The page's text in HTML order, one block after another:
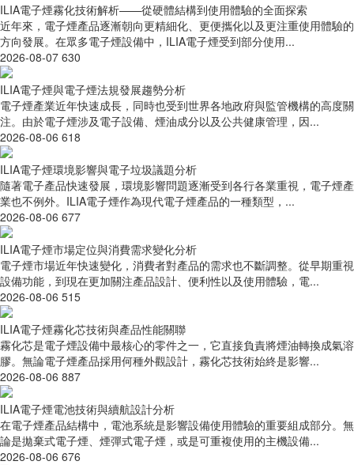
ILIA電子煙霧化技術解析——從硬體結構到使用體驗的全面探索
近年來，電子煙產品逐漸朝向更精細化、更便攜化以及更注重使用體驗的
方向發展。在眾多電子煙設備中，ILIA電子煙受到部分使用...
2026-08-07 630
ILIA電子煙與電子煙法規發展趨勢分析
電子煙產業近年快速成長，同時也受到世界各地政府與監管機構的高度關
注。由於電子煙涉及電子設備、煙油成分以及公共健康管理，因...
2026-08-06 618
ILIA電子煙環境影響與電子垃圾議題分析
隨著電子產品快速發展，環境影響問題逐漸受到各行各業重視，電子煙產
業也不例外。ILIA電子煙作為現代電子煙產品的一種類型，...
2026-08-06 677
ILIA電子煙市場定位與消費需求變化分析
電子煙市場近年快速變化，消費者對產品的需求也不斷調整。從早期重視
設備功能，到現在更加關注產品設計、便利性以及使用體驗，電...
2026-08-06 515
ILIA電子煙霧化芯技術與產品性能關聯
霧化芯是電子煙設備中最核心的零件之一，它直接負責將煙油轉換成氣溶
膠。無論電子煙產品採用何種外觀設計，霧化芯技術始終是影響...
2026-08-06 887
ILIA電子煙電池技術與續航設計分析
在電子煙產品結構中，電池系統是影響設備使用體驗的重要組成部分。無
論是拋棄式電子煙、煙彈式電子煙，或是可重複使用的主機設備...
2026-08-06 676